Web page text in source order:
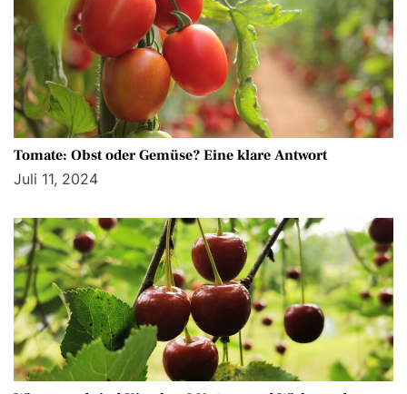
Tomate: Obst oder Gemüse? Eine klare Antwort
Juli 11, 2024